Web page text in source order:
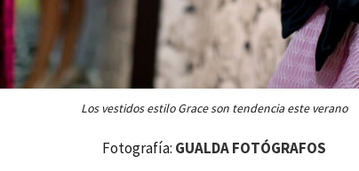
Los vestidos estilo Grace son tendencia este verano
Fotografía: GUALDA FOTÓGRAFOS